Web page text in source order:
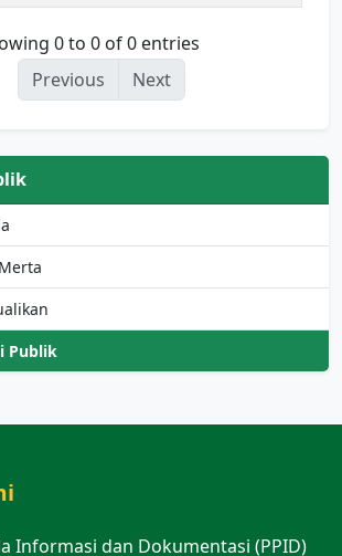
0 to 0 of 0 entries
Previous
Next
Publik
Informasi dan Dokumentasi (PPID)